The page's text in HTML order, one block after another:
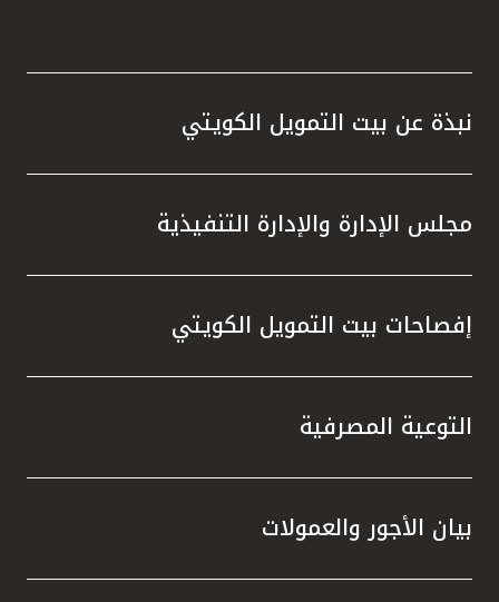
نبذة عن بيت التمويل الكويتي
مجلس الإدارة والإدارة التنفيذية
إفصاحات بيت التمويل الكويتي
التوعية المصرفية
بيان الأجور والعمولات